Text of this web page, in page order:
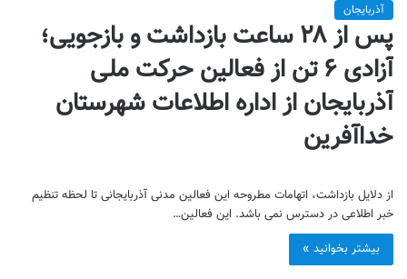
آذربایجان
پس از ۲۸ ساعت بازداشت و بازجویی؛
آزادی ۶ تن از فعالین حرکت ملی
آذربایجان از اداره اطلاعات شهرستان
خداآفرین
از دلایل بازداشت، اتهامات مطروحه این فعالین مدنی آذربایجانی تا لحظه تنظیم
خبر اطلاعی در دسترس نمی باشد. این فعالین…
بیشتر بخوانید »